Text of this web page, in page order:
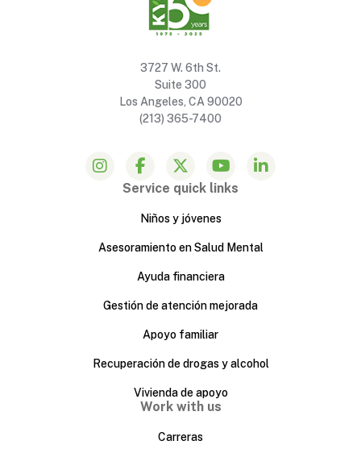
3727 W. 6th St.
Suite 300
Los Angeles, CA 90020
(213) 365-7400
Service quick links
Niños y jóvenes
Asesoramiento en Salud Mental
Ayuda financiera
Gestión de atención mejorada
Apoyo familiar
Recuperación de drogas y alcohol
Vivienda de apoyo
Work with us
Carreras